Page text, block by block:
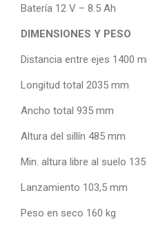
Batería 12 V – 8.5 Ah
DIMENSIONES Y PESO
Distancia entre ejes 1400
Longitud total 2035 mm
Ancho total 935 mm
Altura del sillín 485 mm
Min. altura libre al suelo
Lanzamiento 103,5 mm
Peso en seco 160 kg